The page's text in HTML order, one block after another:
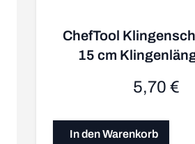
ChefTool
15 cm
5,70 €
In den Warenkorb